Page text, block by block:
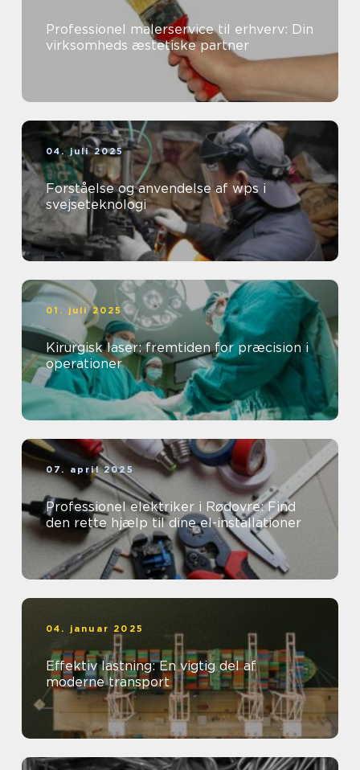
Professionel malerservice til erhverv: Din
virksomheds æstetiske partner
04. juli 2025
Forståelse og anvendelse af wps i
svejseteknologi
01. juli 2025
Kirurgisk laser: fremtiden for præcision i
operationer
07. april 2025
Professionel elektriker i Rødovre: Find
den rette hjælp til dine el-installationer
04. januar 2025
Effektiv lastning: En vigtig del af
moderne transport